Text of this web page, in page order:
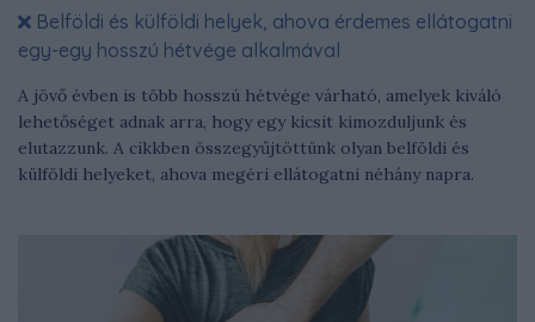
Belföldi és külföldi helyek, ahova érdemes ellátogatni
egy-egy hosszú hétvége alkalmával
A jövő évben is több hosszú hétvége várható, amelyek kiváló
lehetőséget adnak arra, hogy egy kicsit kimozduljunk és
elutazzunk. A cikkben összegyűjtöttünk olyan belföldi és
külföldi helyeket, ahova megéri ellátogatni néhány napra.